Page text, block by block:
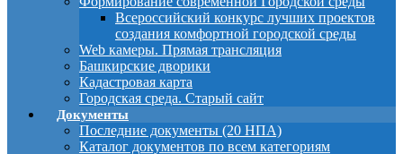
Всероссийский конкурс лучших проектов
создания комфортной городской среды
Web камеры. Прямая трансляция
Башкирские дворики
Кадастровая карта
Городская среда. Старый сайт
Документы
Последние документы (20 НПА)
Каталог документов по всем категориям